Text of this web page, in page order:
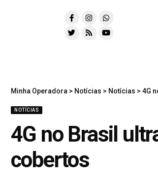
Minha Operadora > Notícias > Notícias > 4G
NOTÍCIAS
4G no Brasil
cobertos